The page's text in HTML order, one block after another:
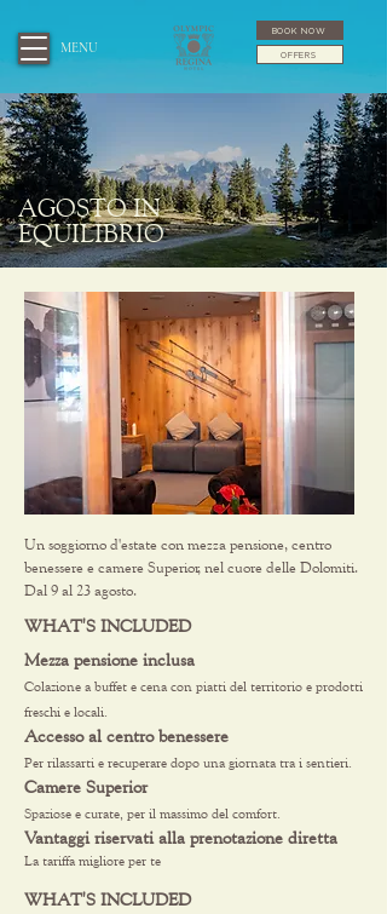
BOOK NOW
MENU OFFERS
AGOSTO IN
EQUILIBRIO
Un soggiorno d'estate con mezza pensione, centro
benessere e camere Superior, nel cuore delle Dolomiti.
Dal 9 al 23 agosto.
WHAT'S INCLUDED
Mezza pensione inclusa
Colazione a buffet e cena con piatti del territorio e prodotti
freschi e locali.
Accesso al centro benessere
Per rilassarti e recuperare dopo una giornata tra i sentieri.
Camere Superior
Spaziose e curate, per il massimo del comfort.
Vantaggi riservati alla prenotazione diretta
La tariffa migliore per te
WHAT'S INCLUDED